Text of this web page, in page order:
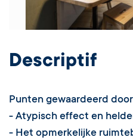
Descriptif
Punten gewaardeerd
- Atypisch effect en
- Het opmerkelijke